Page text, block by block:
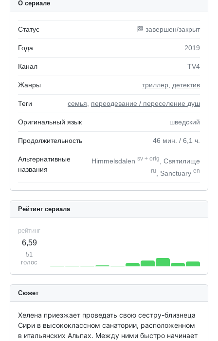
О сериале
Статус 🏁 завершен/закрыт
Года 2019
Канал TV4
Жанры триллер детектив
Теги семья переодевание / переселение душ
Оригинальный язык шведский
Продолжительность 46 мин. / 6,1 ч.
Альтернативные
названия
Himmelsdalen sv + orig , Святилище
ru , Sanctuary en
Рейтинг сериала
рейтинг
6,59
51
голос
Сюжет
Хелена приезжает проведать свою сестру-близнеца
Сири в высококлассном санатории, расположенном
в итальянских Альпах. Между ними быстро начинает